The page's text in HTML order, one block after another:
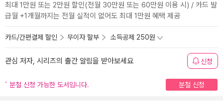
최대 1만원 또는 2만원 할인(전월 30만원 또는 60만원 이용 시) / 카드 발
급월 +1개월까지는 전월 실적이 없어도 최대 1만원 혜택 제공
카드/간편결제 할인 무이자 할부 소득공제 250원
관심 저자, 시리즈의 출간 알림을 받아보세요 신청
분철 신청 가능한 도서입니다. 분철 신청